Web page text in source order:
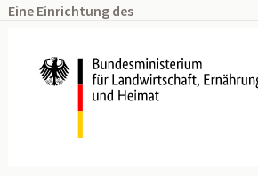
Eine Einrichtung des